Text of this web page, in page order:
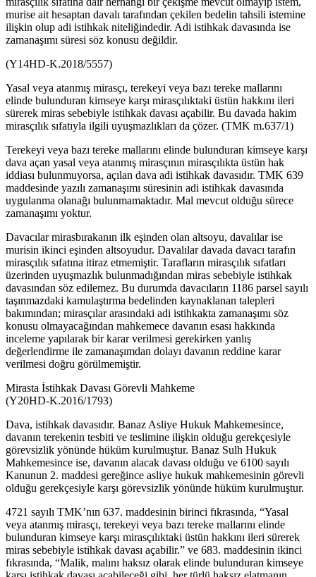
murise ait hesaptan davalı tarafından çekilen bedelin tahsili istemine
ilişkin olup adi istihkak niteliğindedir. Adi istihkak davasında ise
zamanaşımı süresi söz konusu değildir.
(Y14HD-K.2018/5557)
Yasal veya atanmış mirasçı, terekeyi veya bazı tereke mallarını
elinde bulunduran kimseye karşı mirasçılıktaki üstün hakkını ileri
sürerek miras sebebiyle istihkak davası açabilir. Bu davada hakim
mirasçılık sıfatıyla ilgili uyuşmazlıkları da çözer. (TMK m.637/1)
Terekeyi veya bazı tereke mallarını elinde bulunduran kimseye karşı
dava açan yasal veya atanmış mirasçının mirasçılıkta üstün hak
iddiası bulunmuyorsa, açılan dava adi istihkak davasıdır. TMK 639
maddesinde yazılı zamanaşımı süresinin adi istihkak davasında
uygulanma olanağı bulunmamaktadır. Mal mevcut olduğu sürece
zamanaşımı yoktur.
Davacılar mirasbırakanın ilk eşinden olan altsoyu, davalılar ise
murisin ikinci eşinden altsoyudur. Davalılar davada davacı tarafın
mirasçılık sıfatına itiraz etmemiştir. Tarafların mirasçılık sıfatları
üzerinden uyuşmazlık bulunmadığından miras sebebiyle istihkak
davasından söz edilemez. Bu durumda davacıların 1186 parsel sayılı
taşınmazdaki kamulaştırma bedelinden kaynaklanan talepleri
bakımından; mirasçılar arasındaki adi istihkakta zamanaşımı söz
konusu olmayacağından mahkemece davanın esası hakkında
inceleme yapılarak bir karar verilmesi gerekirken yanlış
değerlendirme ile zamanaşımdan dolayı davanın reddine karar
verilmesi doğru görülmemiştir.
Mirasta İstihkak Davası Görevli Mahkeme
(Y20HD-K.2016/1793)
Dava, istihkak davasıdır. Banaz Asliye Hukuk Mahkemesince,
davanın terekenin tesbiti ve teslimine ilişkin olduğu gerekçesiyle
görevsizlik yönünde hüküm kurulmuştur. Banaz Sulh Hukuk
Mahkemesince ise, davanın alacak davası olduğu ve 6100 sayılı
Kanunun 2. maddesi gereğince asliye hukuk mahkemesinin görevli
olduğu gerekçesiyle karşı görevsizlik yönünde hüküm kurulmuştur.
4721 sayılı TMK’nın 637. maddesinin birinci fıkrasında, “Yasal
veya atanmış mirasçı, terekeyi veya bazı tereke mallarını elinde
bulunduran kimseye karşı mirasçılıktaki üstün hakkını ileri sürerek
miras sebebiyle istihkak davası açabilir.” ve 683. maddesinin ikinci
fıkrasında, “Malik, malını haksız olarak elinde bulunduran kimseye